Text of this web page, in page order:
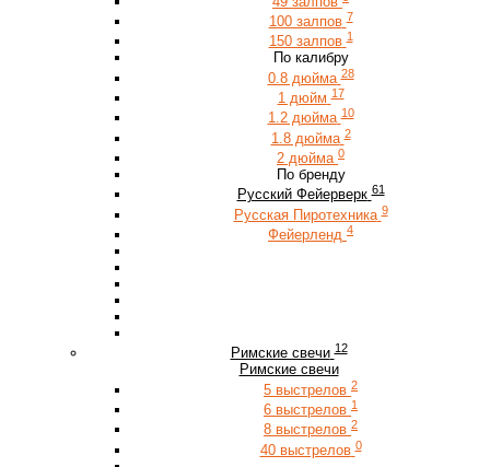
100 залпов 7
150 залпов 1
По калибру
0.8 дюйма 28
1 дюйм 17
1.2 дюйма 10
1.8 дюйма 2
2 дюйма 0
По бренду
Русский Фейерверк 61
Русская Пиротехника 9
Фейерленд 4
Римские свечи 12
Римские свечи
5 выстрелов 2
6 выстрелов 1
8 выстрелов 2
40 выстрелов 0